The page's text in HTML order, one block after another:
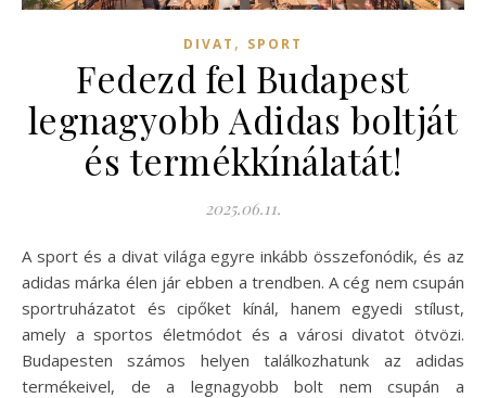
DIVAT , SPORT
Fedezd fel Budapest
legnagyobb Adidas boltját
és termékkínálatát!
2025.06.11.
A sport és a divat világa egyre inkább összefonódik, és az
adidas márka élen jár ebben a trendben. A cég nem csupán
sportruházatot és cipőket kínál, hanem egyedi stílust,
amely a sportos életmódot és a városi divatot ötvözi.
Budapesten számos helyen találkozhatunk az adidas
termékeivel, de a legnagyobb bolt nem csupán a